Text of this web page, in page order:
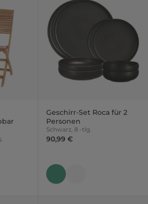
Geschirr-Set Roca für 2
Personen
Schwarz, 8 -tlg.
90,99 €